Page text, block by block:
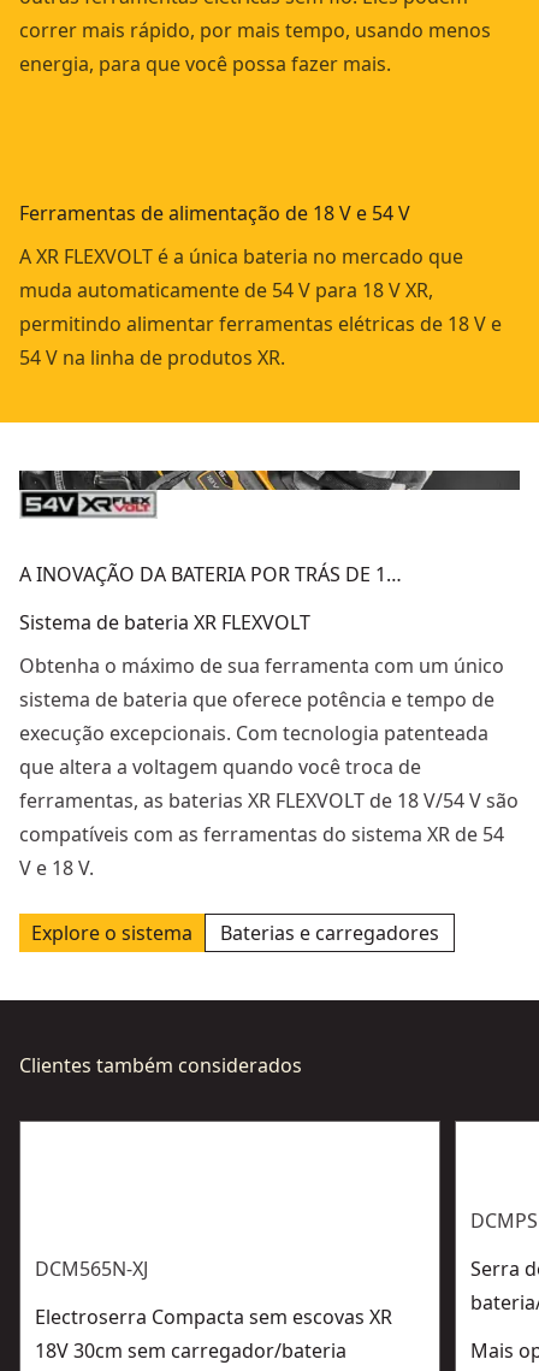
correr mais rápido, por mais tempo, usando menos
energia, para que você possa fazer mais.
Ferramentas de alimentação de 18 V e 54 V
A XR FLEXVOLT é a única bateria no mercado que
muda automaticamente de 54 V para 18 V XR,
permitindo alimentar ferramentas elétricas de 18 V e
54 V na linha de produtos XR.
A INOVAÇÃO DA BATERIA POR TRÁS DE 1…
Sistema de bateria XR FLEXVOLT
Obtenha o máximo de sua ferramenta com um único
sistema de bateria que oferece potência e tempo de
execução excepcionais. Com tecnologia patenteada
que altera a voltagem quando você troca de
ferramentas, as baterias XR FLEXVOLT de 18 V/54 V são
compatíveis com as ferramentas do sistema XR de 54
V e 18 V.
Explore o sistema Baterias e carregadores
Clientes também considerados
DCM565N-XJ
Electroserra Compacta sem escovas XR
18V 30cm sem carregador/bateria
Serra
Mais